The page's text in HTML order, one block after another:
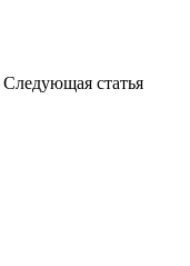
Следующая статья